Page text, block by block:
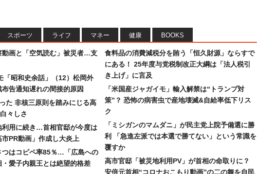
スポーツ ライフ マネー 健康 BOOKS
動画と「空気読む」被災者…支
「昭和史余話」（12）松岡外
告通知遅れの間接的原因
た 非核三原則を踏みにじる高
々しさ
利用に続き…首相官邸が今度は
PR動画」作成し大炎上
つはコピペ率85％…「広島への
愛子内親王とは絶望的格差
食料品の消費減税分を賄う「恒久財源」ならすで
にある！ 25年度与党税制改正大綱は「法人税引
き上げ」に言及
「米国産ジャガイモ」輸入解禁は“トランプ対
策”？ 恐怖の病害虫で産地壊滅&自給率低下リス
ク
「ミシガンのマムダニ」が民主党上院予備選に勝
利 「急進左派では本選で勝てない」という常識を
覆すか
高市官邸「被災地利用PV」が首相の命取りに？
安倍元首相“コロナおこもり動画”の二の舞を自民